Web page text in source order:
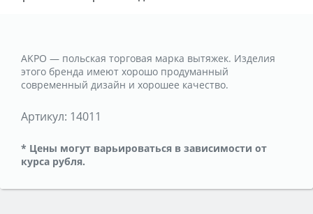
AKPO — польская торговая марка вытяжек. Изделия
этого бренда имеют хорошо продуманный
современный дизайн и хорошее качество.
Артикул: 14011
* Цены могут варьироваться в зависимости от
курса рубля.